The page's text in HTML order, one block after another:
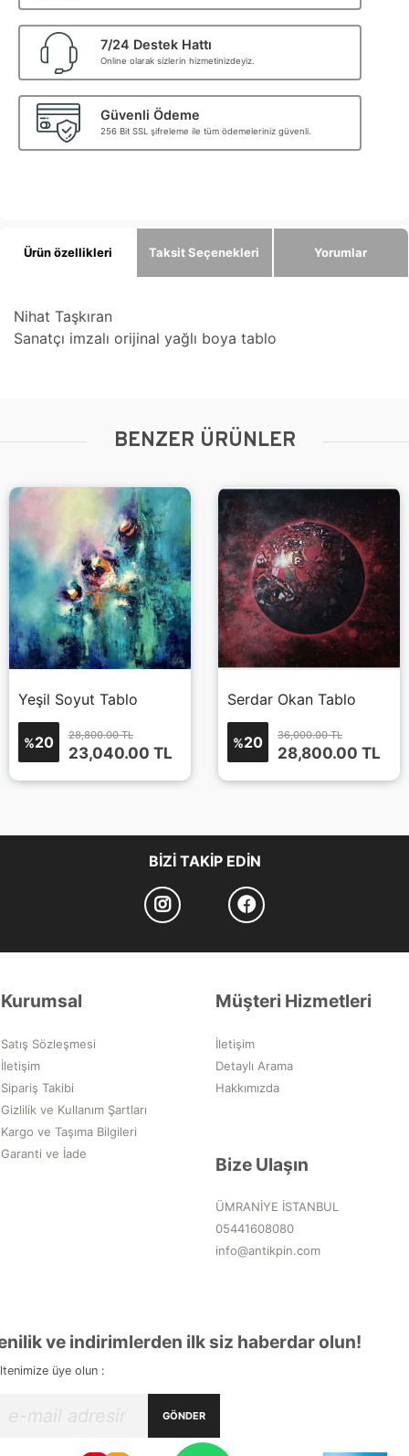
7/24 Destek Hattı
Online olarak sizlerin hizmetinizdeyiz.
Güvenli Ödeme
256 Bit SSL şifreleme ile tüm ödemeleriniz güvenli.
Ürün özellikleri Taksit Seçenekleri Yorumlar
Nihat Taşkıran
Sanatçı imzalı orijinal yağlı boya tablo
BENZER ÜRÜNLER
Yeşil Soyut Tablo
%20 28,800.00 TL
23,040.00 TL
Serdar Okan Tablo
%20 36,000.00 TL
28,800.00 TL
BIZI TAKIP EDIN
Kurumsal
Satış Sözleşmesi
İletişim
Sipariş Takibi
Gizlilik ve Kullanım Şartları
Kargo ve Taşıma Bilgileri
Garanti ve İade
Müşteri Hizmetleri
İletişim
Detaylı Arama
Hakkımızda
Bize Ulaşın
ÜMRANİYE İSTANBUL
05441608080
info@antikpin.com
ve indirimlerden ilk siz haberdar olun!
üye olun :
GÖNDER